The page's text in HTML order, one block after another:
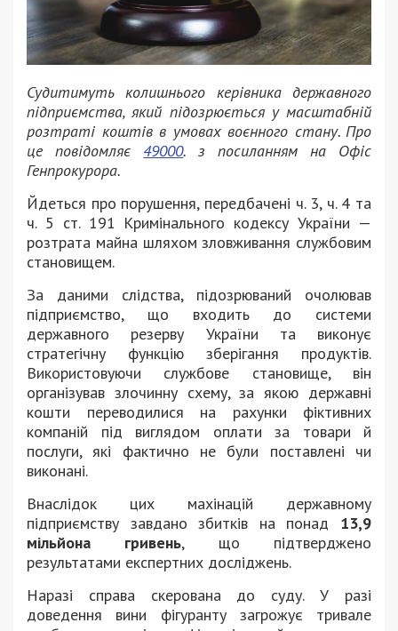
Судитимуть колишнього керівника державного
підприємства, який підозрюється у масштабній
розтраті коштів в умовах воєнного стану. Про
це повідомляє49000. з посиланням на Офіс
Генпрокурора.
Йдеться про порушення, передбачені ч. 3, ч. 4 та
ч. 5 ст. 191 Кримінального кодексу України —
розтрата майна шляхом зловживання службовим
становищем.
За даними слідства, підозрюваний очолював
підприємство, що входить до системи
державного резерву України та виконує
стратегічну функцію зберігання продуктів.
Використовуючи службове становище, він
організував злочинну схему, за якою державні
кошти переводилися на рахунки фіктивних
компаній під виглядом оплати за товари й
послуги, які фактично не були поставлені чи
виконані.
Внаслідок цих махінацій державному
підприємству завдано збитків на понад 13,9
мільйона гривень, що підтверджено
результатами експертних досліджень.
Наразі справа скерована до суду. У разі
доведення вини фігуранту загрожує тривале